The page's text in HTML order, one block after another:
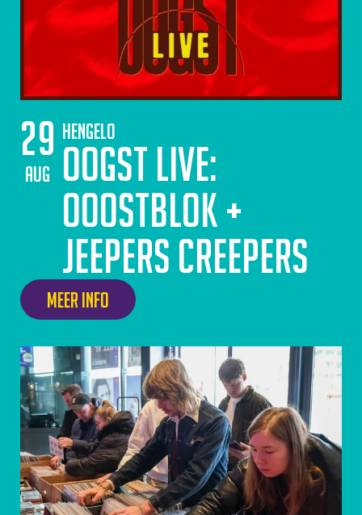
29
aug
Hengelo
Oogst Live:
Ooostblok +
Jeepers Creepers
Meer info